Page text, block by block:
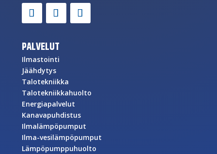
PALVELUT
Ilmastointi
Jäähdytys
Talotekniikka
Talotekniikkahuolto
Energiapalvelut
Kanavapuhdistus
Ilmalämpöpumput
Ilma-vesilämpöpumput
Lämpöpumppuhuolto